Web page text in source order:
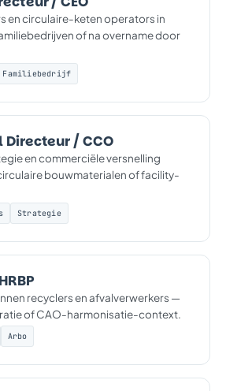
en circulaire-keten operators in
of na overname door
Familiebedrijf
/ CCO
en commerciële versnelling
bouwmaterialen of facility-
Strategie
recyclers en afvalverwerkers —
of CAO-harmonisatie-context.
Arbo